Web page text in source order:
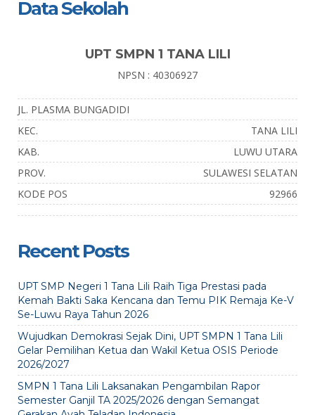
Data Sekolah
UPT SMPN 1 TANA LILI
NPSN : 40306927
JL. PLASMA BUNGADIDI
KEC.
TANA LILI
KAB.
LUWU UTARA
PROV.
SULAWESI SELATAN
KODE POS
92966
Recent Posts
UPT SMP Negeri 1 Tana Lili Raih Tiga Prestasi pada
Kemah Bakti Saka Kencana dan Temu PIK Remaja Ke-V
Se-Luwu Raya Tahun 2026
Wujudkan Demokrasi Sejak Dini, UPT SMPN 1 Tana Lili
Gelar Pemilihan Ketua dan Wakil Ketua OSIS Periode
2026/2027
SMPN 1 Tana Lili Laksanakan Pengambilan Rapor
Semester Ganjil TA 2025/2026 dengan Semangat